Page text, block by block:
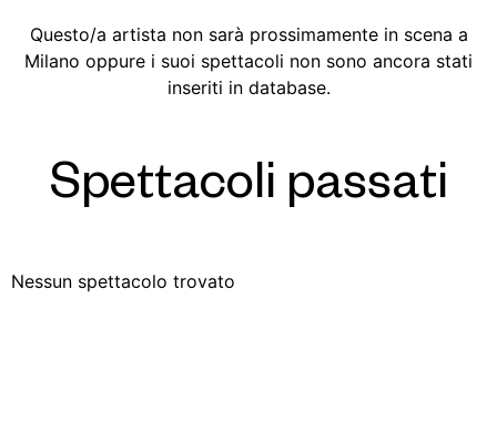
Questo/a artista non sarà prossimamente in scena a
Milano oppure i suoi spettacoli non sono ancora stati
inseriti in database.
Spettacoli passati
Nessun spettacolo trovato